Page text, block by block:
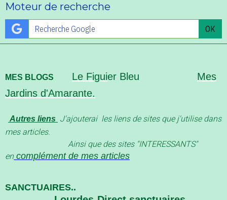
Moteur de recherche
OK
MES BLOGS Le Figuier Bleu
Mes
Jardins d'Amarante.
Autres liens J'ajouterai les liens de sites que j'utilise dans
mes articles.
Ainsi que des sites "INTERESSANTS"
encomplément de mes articles
SANCTUAIRES..